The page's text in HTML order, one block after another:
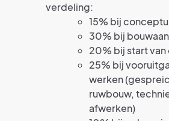
verdeling:
15% bij
30% bij
20% bij start
25% bij
werken
ruwbouw,
afwerken)